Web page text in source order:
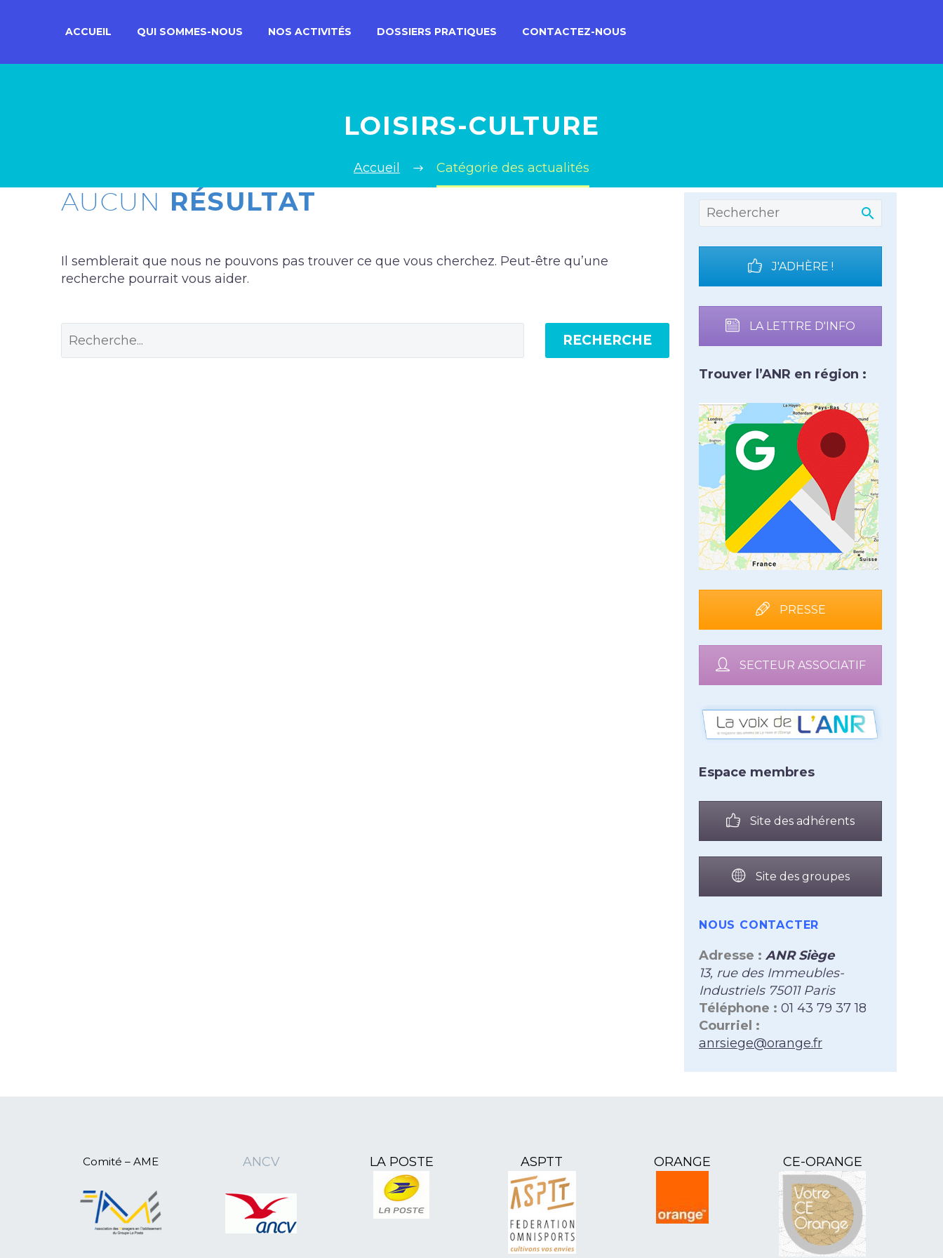
ACCUEIL QUI SOMMES-NOUS NOS ACTIVITÉS DOSSIERS PRATIQUES CONTACTEZ-NOUS
LOISIRS-CULTURE
Accueil Catégorie des actualités
AUCUN RÉSULTAT
Il semblerait que nous ne pouvons pas trouver ce que vous cherchez. Peut-être qu’une
recherche pourrait vous aider.
RECHERCHE
J'ADHÈRE !
LA LETTRE D'INFO
Trouver l’ANR en région :
PRESSE
SECTEUR ASSOCIATIF
Espace membres
Site des adhérents
Site des groupes
NOUS CONTACTER
Adresse : ANR Siège
13, rue des Immeubles-
Industriels 75011 Paris
Téléphone : 01 43 79 37 18
Courriel :
anrsiege@orange.fr
Comité – AME ANCV LA POSTE ASPTT ORANGE CE-ORANGE